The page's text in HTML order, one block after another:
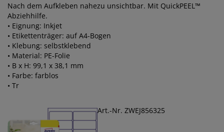
Nach dem Aufkleben nahezu unsichtbar. Mit QuickPEEL™
Abziehhilfe.
• Eignung: Inkjet
• Etikettenträger: auf A4-Bogen
• Klebung: selbstklebend
• Material: PE-Folie
• B x H: 99,1 x 38,1 mm
• Farbe: farblos
• Tr
Art.-Nr. ZWEJ856325